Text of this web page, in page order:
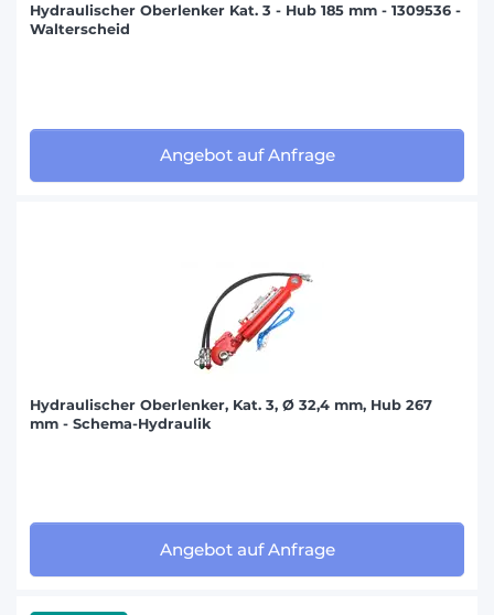
LINDNER (48)
VALPADANA (23)
WEIDEMANN (36)
Hydraulischer Oberlenker Kat. 3 - Hub 185 mm - 1309536 -
Walterscheid
Angebot auf Anfrage
Hydraulischer Oberlenker, Kat. 3, Ø 32,4 mm, Hub 267
mm - Schema-Hydraulik
Angebot auf Anfrage